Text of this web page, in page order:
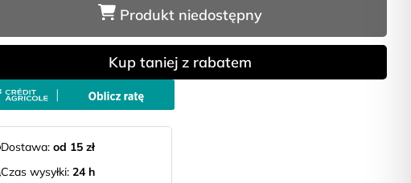
Produkt niedostępny
Kup taniej z rabatem
Dostawa:od 15 zł
Czas wysyłki:24 h